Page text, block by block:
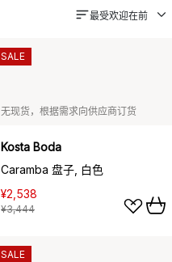
最受欢迎在前
无现货，根据需求向供应商订货
Kosta Boda
Caramba 盘子, 白色
¥2,538
¥3,444
SALE
SALE